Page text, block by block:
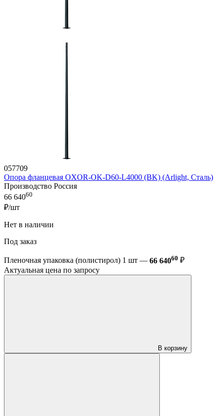
057709
Опора фланцевая OXOR-OK-D60-L4000 (BK) (Arlight, Сталь)
Производство Россия
66 64060
₽/шт
Нет в наличии
Под заказ
Пленочная упаковка (полистирол) 1 шт — 66 64060 ₽
Актуальная цена по запросу
В корзину